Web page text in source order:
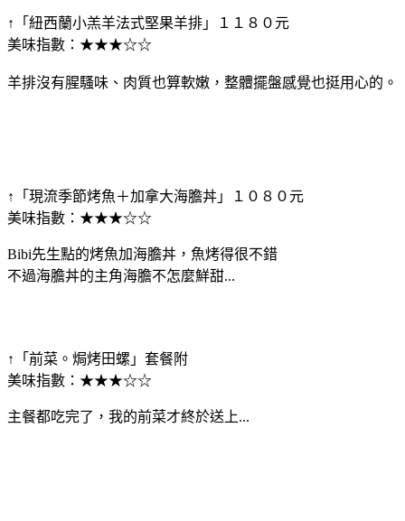
↑「紐西蘭小羔羊法式堅果羊排」１１８０元
美味指數：★★★☆☆
羊排沒有腥騷味、肉質也算軟嫩，整體擺盤感覺也挺用心的。
↑「現流季節烤魚＋加拿大海膽丼」１０８０元
美味指數：★★★☆☆
Bibi先生點的烤魚加海膽丼，魚烤得很不錯
不過海膽丼的主角海膽不怎麼鮮甜...
↑「前菜。焗烤田螺」套餐附
美味指數：★★★☆☆
主餐都吃完了，我的前菜才終於送上...